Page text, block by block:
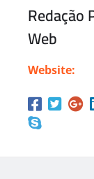
Redação
Web
Website: